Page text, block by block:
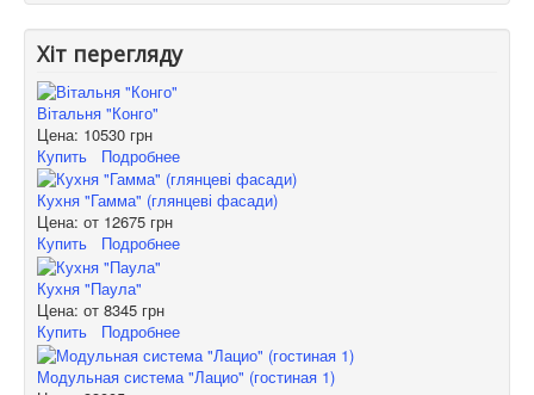
Хіт перегляду
Вітальня "Конго"
Цена: 10530 грн
Купить
Подробнее
Кухня "Гамма" (глянцеві фасади)
Цена: от 12675 грн
Купить
Подробнее
Кухня "Паула"
Цена: от 8345 грн
Купить
Подробнее
Модульная система "Лацио" (гостиная 1)